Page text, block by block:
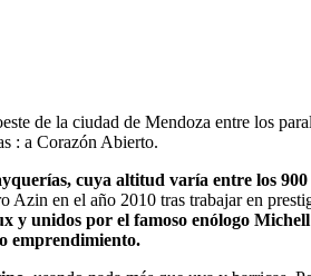
de la ciudad de Mendoza entre los
: a Corazón Abierto.
cuya altitud varía entre los
en el año 2010 tras trabajar en
y unidos por el famoso enólogo
emprendimiento.